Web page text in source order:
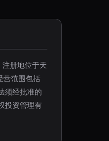
册地位于天
营范围包括
须经批准的
投资管理有